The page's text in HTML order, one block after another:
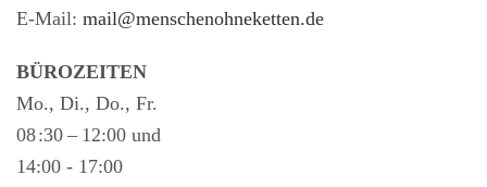
E-Mail: mail@menschenohneketten.de
BÜROZEITEN
Mo., Di., Do., Fr.
08 :30 – 12:00 und
14:00 - 17:00